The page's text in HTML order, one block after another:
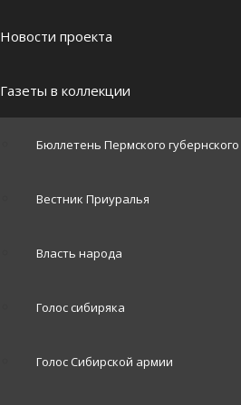
Новости проекта
Газеты в коллекции
Бюллетень Пермского
Вестник Приуралья
Власть народа
Голос сибиряка
Голос Сибирской армии